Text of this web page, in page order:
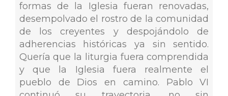
formas de la Iglesia fueran renovadas,
desempolvado el rostro de la comunidad
de los creyentes y despojándolo de
adherencias históricas ya sin sentido.
Quería que la liturgia fuera comprendida
y que la Iglesia fuera realmente el
pueblo de Dios en camino. Pablo VI